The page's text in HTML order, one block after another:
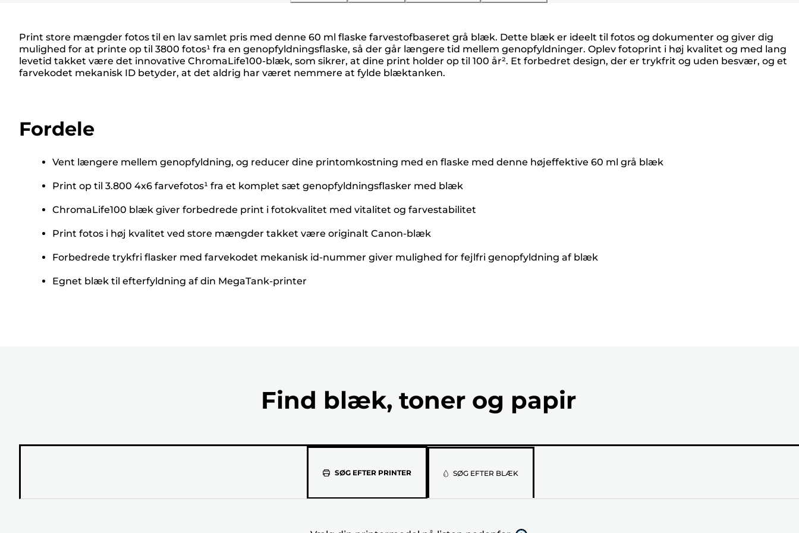
Print store mængder fotos til en lav samlet pris med denne 60 ml flaske farvestofbaseret grå blæk. Dette blæk er ideelt til fotos og dokumenter og giver dig
mulighed for at printe op til 3800 fotos¹ fra en genopfyldningsflaske, så der går længere tid mellem genopfyldninger. Oplev fotoprint i høj kvalitet og med lang
levetid takket være det innovative ChromaLife100-blæk, som sikrer, at dine print holder op til 100 år². Et forbedret design, der er trykfrit og uden besvær, og et
farvekodet mekanisk ID betyder, at det aldrig har været nemmere at fylde blæktanken.
Fordele
Vent længere mellem genopfyldning, og reducer dine printomkostning med en flaske med denne højeffektive 60 ml grå blæk
Print op til 3.800 4x6 farvefotos¹ fra et komplet sæt genopfyldningsflasker med blæk
ChromaLife100 blæk giver forbedrede print i fotokvalitet med vitalitet og farvestabilitet
Print fotos i høj kvalitet ved store mængder takket være originalt Canon-blæk
Forbedrede trykfri flasker med farvekodet mekanisk id-nummer giver mulighed for fejlfri genopfyldning af blæk
Egnet blæk til efterfyldning af din MegaTank-printer
Find blæk, toner og papir
SØG EFTER PRINTER
Vælg
din
printermodel
SØG EFTER BLÆK